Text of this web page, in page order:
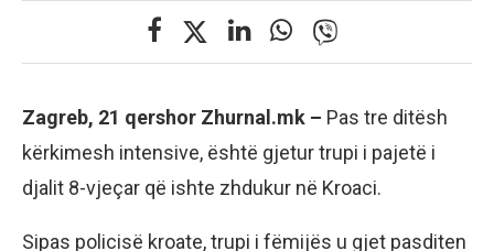
Zagreb, 21 qershor Zhurnal.mk – Pas tre ditësh
kërkimesh intensive, është gjetur trupi i pajetë i
djalit 8-vjeçar që ishte zhdukur në Kroaci.
Sipas policisë kroate, trupi i fëmijës u gjet pasditen